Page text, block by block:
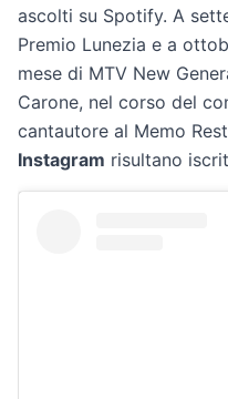
ascolti su Spotify. A
Premio Lunezia e a
mese di MTV New
Carone, nel corso del
cantautore al Memo
Instagram risultano